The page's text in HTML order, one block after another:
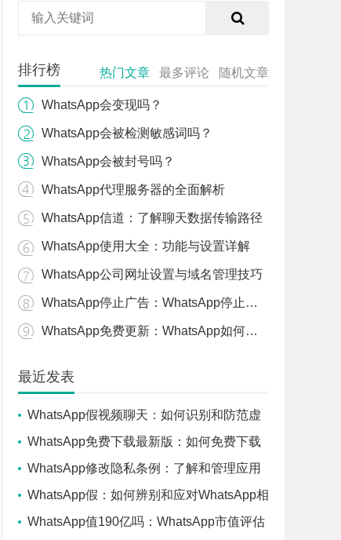
排行榜 热门文章 最多评论 随机文章
WhatsApp会变现吗？
WhatsApp会被检测敏感词吗？
WhatsApp会被封号吗？
WhatsApp代理服务器的全面解析
WhatsApp信道：了解聊天数据传输路径
WhatsApp使用大全：功能与设置详解
WhatsApp公司网址设置与域名管理技巧
WhatsApp停止广告：WhatsApp停止广告投放的最新政策和影响
WhatsApp免费更新：WhatsApp如何免费更新到最新版本？
最近发表
WhatsApp假视频聊天：如何识别和防范虚
假视频通话？
WhatsApp免费下载最新版：如何免费下载
并安装WhatsApp的最新版本？
WhatsApp修改隐私条例：了解和管理应用
隐私设置的最新变更
WhatsApp假：如何辨别和应对WhatsApp相
关的虚假信息
WhatsApp值190亿吗：WhatsApp市值评估